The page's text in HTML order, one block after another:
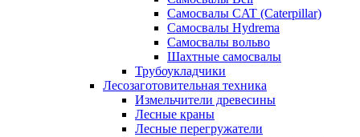
Самосвалы CAT (Caterpillar)
Самосвалы Hydrema
Самосвалы вольво
Шахтные самосвалы
Трубоукладчики
Лесозаготовительная техника
Измельчители древесины
Лесные краны
Лесные перегружатели